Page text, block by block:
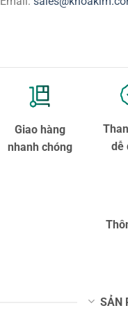
Giao hàng
nhanh chóng
dễ
SẢN